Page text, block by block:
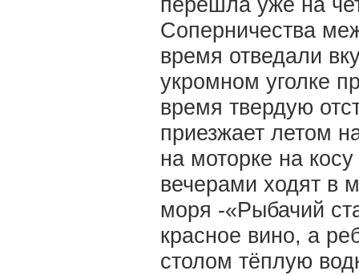
перешла уже на
Соперничества
время отведали
укромном уголке
время твердую
приезжает летом
на моторке на
вечерами ходят в
моря -«Рыбачий
красное вино, а
столом тёплую